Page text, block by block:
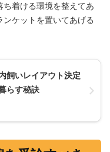
着ける環境を整えてあ
ケットを置いてあげる
飼いレイアウト決定
らす秘訣